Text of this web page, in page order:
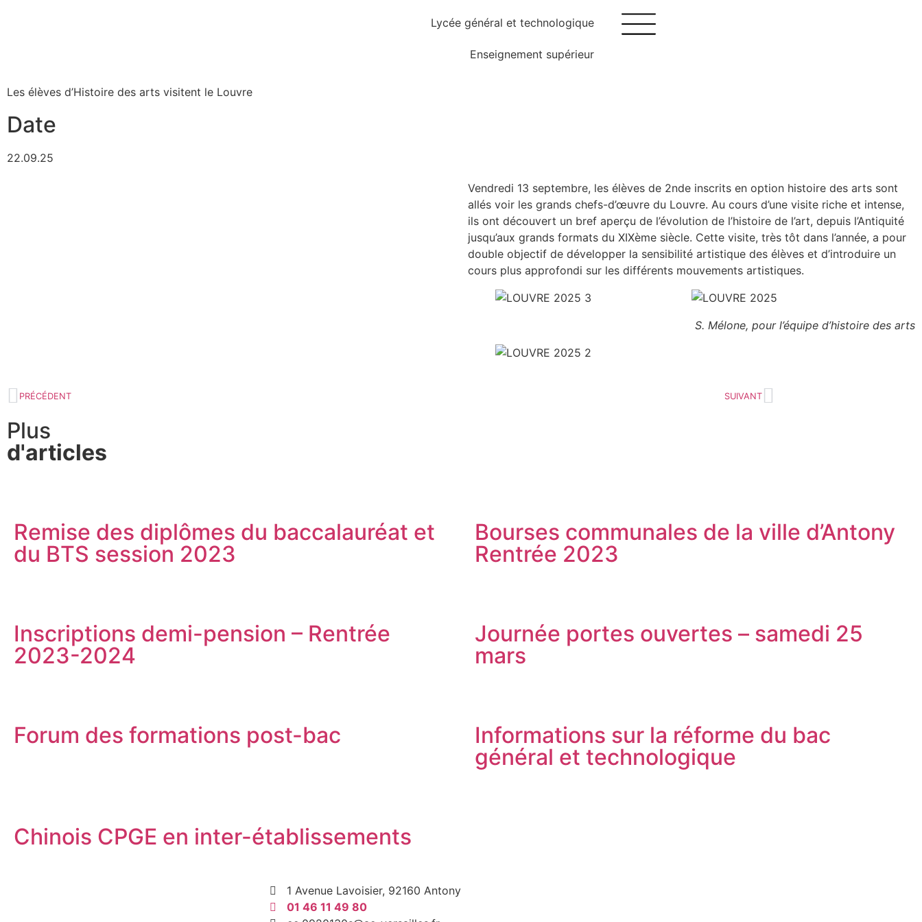
Lycée général et technologique
Enseignement supérieur
Les élèves d’Histoire des arts visitent le Louvre
Date
22.09.25
Vendredi 13 septembre, les élèves de 2nde inscrits en option histoire des arts sont
allés voir les grands chefs-d’œuvre du Louvre. Au cours d’une visite riche et intense,
ils ont découvert un bref aperçu de l’évolution de l’histoire de l’art, depuis l’Antiquité
jusqu’aux grands formats du XIXème siècle. Cette visite, très tôt dans l’année, a pour
double objectif de développer la sensibilité artistique des élèves et d’introduire un
cours plus approfondi sur les différents mouvements artistiques.
S. Mélone, pour l’équipe d’histoire des arts
PRÉCÉDENT SUIVANT
Plus
d'articles
Remise des diplômes du baccalauréat et
du BTS session 2023
Bourses communales de la ville d’Antony
Rentrée 2023
Inscriptions demi-pension – Rentrée
2023-2024
Journée portes ouvertes – samedi 25
mars
Forum des formations post-bac
Informations sur la réforme du bac
général et technologique
Chinois CPGE en inter-établissements
1 Avenue Lavoisier, 92160 Antony
01 46 11 49 80